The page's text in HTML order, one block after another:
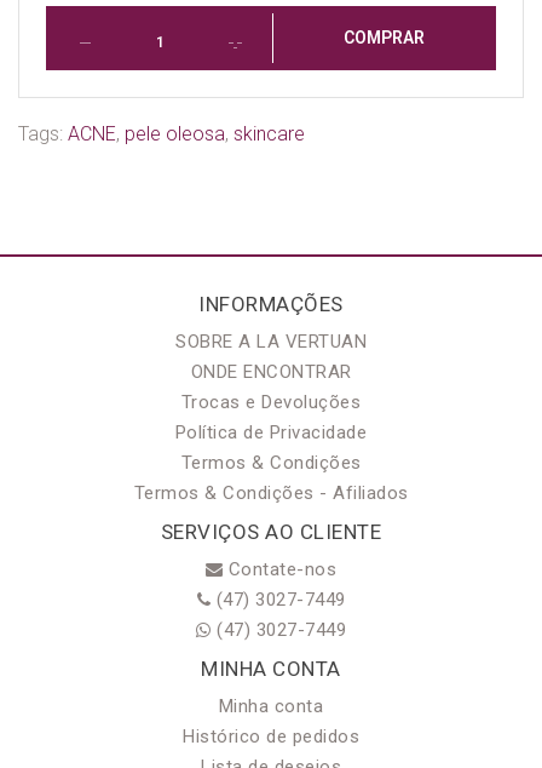
COMPRAR
Tags: ACNE, pele oleosa, skincare
INFORMAÇÕES
SOBRE A LA VERTUAN
ONDE ENCONTRAR
Trocas e Devoluções
Política de Privacidade
Termos & Condições
Termos & Condições - Afiliados
SERVIÇOS AO CLIENTE
Contate-nos
(47) 3027-7449
(47) 3027-7449
MINHA CONTA
Minha conta
Histórico de pedidos